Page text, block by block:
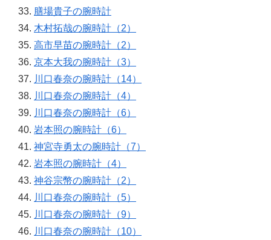
膳場貴子の腕時計
木村拓哉の腕時計（2）
高市早苗の腕時計（2）
京本大我の腕時計（3）
川口春奈の腕時計（14）
川口春奈の腕時計（4）
川口春奈の腕時計（6）
岩本照の腕時計（6）
神宮寺勇太の腕時計（7）
岩本照の腕時計（4）
神谷宗幣の腕時計（2）
川口春奈の腕時計（5）
川口春奈の腕時計（9）
川口春奈の腕時計（10）